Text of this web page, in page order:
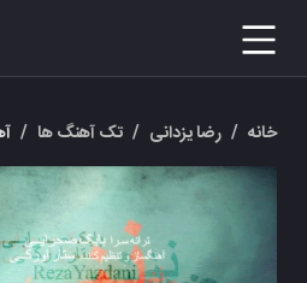
خانه / رضا یزدانی / تک آهنگ ها /